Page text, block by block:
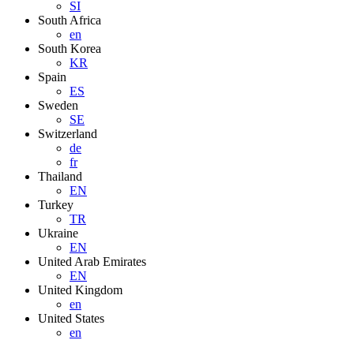
SI
South Africa
en
South Korea
KR
Spain
ES
Sweden
SE
Switzerland
de
fr
Thailand
EN
Turkey
TR
Ukraine
EN
United Arab Emirates
EN
United Kingdom
en
United States
en